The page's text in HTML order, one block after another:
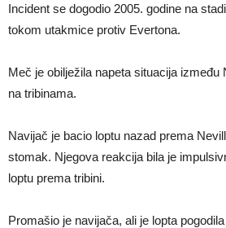
Incident se dogodio 2005. godine na
tokom utakmice protiv Evertona.
Meč je obilježila napeta situacija između
na tribinama.
Navijač je bacio loptu nazad prema
stomak. Njegova reakcija bila je
loptu prema tribini.
Promašio je navijača, ali je lopta